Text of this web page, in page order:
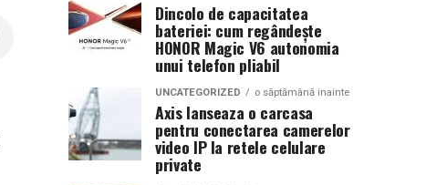
Dincolo de capacitatea
bateriei: cum regândește
HONOR Magic V6 autonomia
unui telefon pliabil
UNCATEGORIZED o săptămână inainte
Axis lanseaza o carcasa
pentru conectarea camerelor
video IP la retele celulare
private